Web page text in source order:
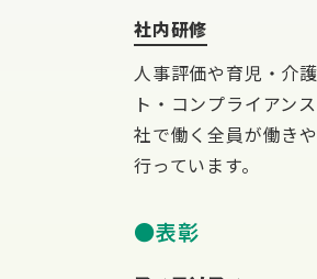
社内研修
人事評価や育児・介
ト・コンプライアン
社で働く全員が働き
行っています。
表彰